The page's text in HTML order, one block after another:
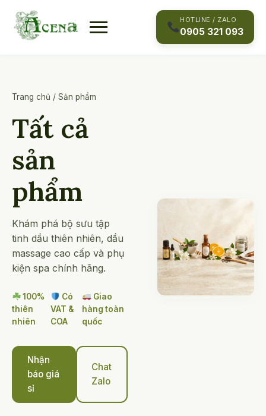
content
HOTLINE / ZALO
0905 321 093
Trang chủ / Sản phẩm
Tất cả
sản
phẩm
Khám phá bộ sưu tập
tinh dầu thiên nhiên, dầu
massage cao cấp và phụ
kiện spa chính hãng.
100%
thiên
nhiên
Có
VAT &
COA
Giao
hàng toàn
quốc
Nhận
báo giá
sỉ
Chat
Zalo